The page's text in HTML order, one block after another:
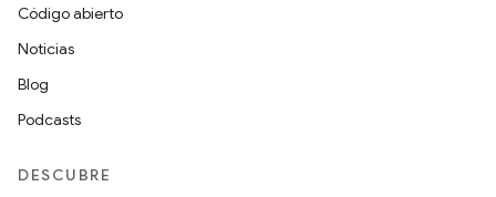
Código abierto
Noticias
Blog
Podcasts
DESCUBRE